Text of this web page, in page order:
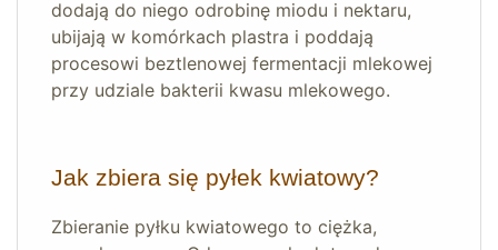
dodają do niego odrobinę miodu i nektaru,
ubijają w komórkach plastra i poddają
procesowi beztlenowej fermentacji mlekowej
przy udziale bakterii kwasu mlekowego.
Jak zbiera się pyłek kwiatowy?
Zbieranie pyłku kwiatowego to ciężka,